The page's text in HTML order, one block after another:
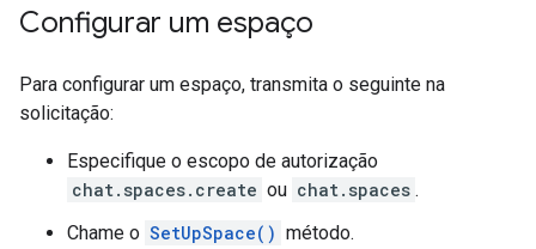
Configurar um espaço
Para configurar um espaço, transmita o seguinte na
solicitação:
Especifique o escopo de autorização
chat.spaces.create ou chat.spaces .
Chame o SetUpSpace() método.